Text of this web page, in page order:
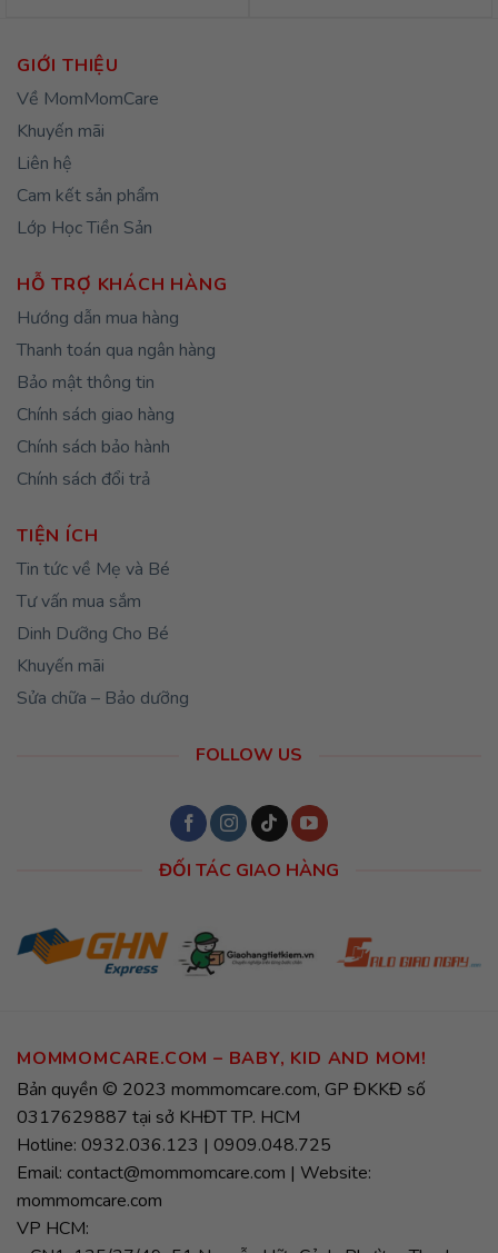
GIỚI THIỆU
Về MomMomCare
Khuyến mãi
Liên hệ
Cam kết sản phẩm
Lớp Học Tiền Sản
HỖ TRỢ KHÁCH HÀNG
Hướng dẫn mua hàng
Thanh toán qua ngân hàng
Bảo mật thông tin
Chính sách giao hàng
Chính sách bảo hành
Chính sách đổi trả
TIỆN ÍCH
Tin tức về Mẹ và Bé
Tư vấn mua sắm
Dinh Dưỡng Cho Bé
Khuyến mãi
Sửa chữa – Bảo dưỡng
FOLLOW US
ĐỐI TÁC GIAO HÀNG
MOMMOMCARE.COM – BABY, KID AND MOM!
Bản quyền © 2023 mommomcare.com, GP ĐKKĐ số
0317629887 tại sở KHĐT TP. HCM
Hotline: 0932.036.123 | 0909.048.725
Email: contact@mommomcare.com | Website:
mommomcare.com
VP HCM: